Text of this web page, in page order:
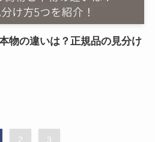
物の違いは？正規品の見分け
2 3